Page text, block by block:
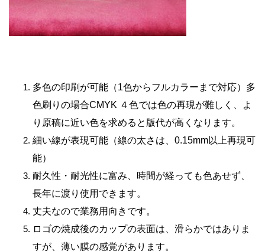
多色の印刷が可能（1色からフルカラーまで対応）多
色刷りの場合CMYK ４色では色の再現が難しく、よ
り原稿に近い色を求めると版代が高くなります。
細い線が表現可能（線の太さは、0.15mm以上再現可
能）
耐久性・耐光性に富み、時間が経っても色あせず、
長年に渡り使用できます。
丈夫なので業務用向きです。
ロゴの焼成後のカップの表面は、滑らかではありま
すが、薄い膜の感覚があります。